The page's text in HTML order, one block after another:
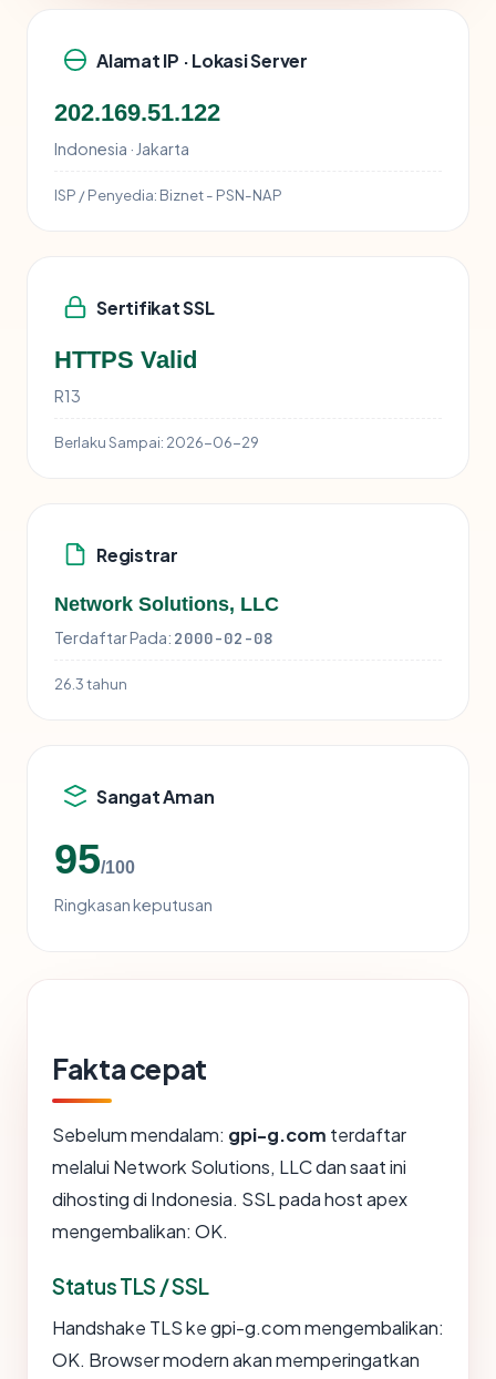
Alamat IP · Lokasi Server
202.169.51.122
Indonesia · Jakarta
ISP / Penyedia: Biznet - PSN-NAP
Sertifikat SSL
HTTPS Valid
R13
Berlaku Sampai: 2026-06-29
Registrar
Network Solutions, LLC
Terdaftar Pada: 2000-02-08
26.3 tahun
Sangat Aman
95/100
Ringkasan keputusan
Fakta cepat
Sebelum mendalam: gpi-g.com terdaftar
melalui Network Solutions, LLC dan saat ini
dihosting di Indonesia. SSL pada host apex
mengembalikan: OK.
Status TLS / SSL
Handshake TLS ke gpi-g.com mengembalikan:
OK. Browser modern akan memperingatkan